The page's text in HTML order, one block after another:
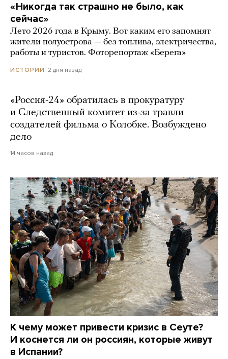
«Никогда так страшно не было, как
сейчас»
Лето 2026 года в Крыму. Вот каким его запомнят
жители полуострова — без топлива, электричества,
работы и туристов. Фоторепортаж «Берега»
ИСТОРИИ 2 дня назад
«Россия-24» обратилась в прокуратуру
и Следственный комитет из-за травли
создателей фильма о Колобке. Возбуждено
дело
14 часов назад
К чему может привести кризис в Сеуте?
И коснется ли он россиян, которые живут
в Испании?